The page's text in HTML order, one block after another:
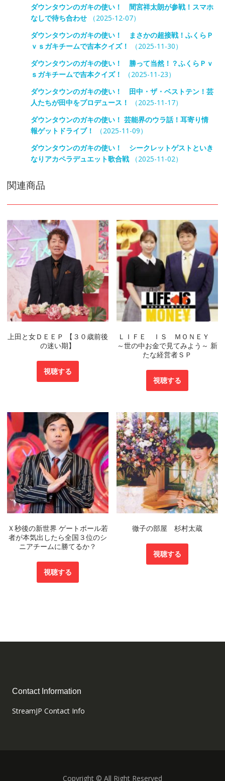
ダウンタウンのガキの使い！ 間宮祥太朗が参戦！スマホ
なしで待ち合わせ（2025-12-07）
ダウンタウンのガキの使い！ まさかの超接戦！ふくらＰ
ｖｓガキチームで吉本クイズ！
（2025-11-30）
ダウンタウンのガキの使い！ 勝って当然！？ふくらＰｖ
ｓガキチームで吉本クイズ！
（2025-11-23）
ダウンタウンのガキの使い！ 田中・ザ・ベストテン！芸
人たちが田中をプロデュース！
（2025-11-17）
ダウンタウンのガキの使い！ 芸能界のウラ話！耳寄り情
報ゲットドライブ！
（2025-11-09）
ダウンタウンのガキの使い！ シークレットゲストといき
なりアカペラデュエット歌合戦（2025-11-02）
関連商品
上田と女ＤＥＥＰ 【３０歳前後
の迷い期】
視聴する
ＬＩＦＥ ＩＳ ＭＯＮＥＹ
～世の中お金で見てみよう～ 新
たな経営者ＳＰ
視聴する
Ｘ秒後の新世界 ゲートボール若
者が本気出したら全国３位のシ
ニアチームに勝てるか？
視聴する
徹子の部屋 杉村太蔵
視聴する
Contact Information
StreamJP Contact Info
Copyright © All Right Reserved